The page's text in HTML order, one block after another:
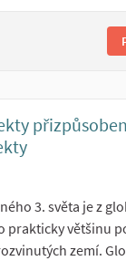
3. světa je z
prakticky většinu
zemí.